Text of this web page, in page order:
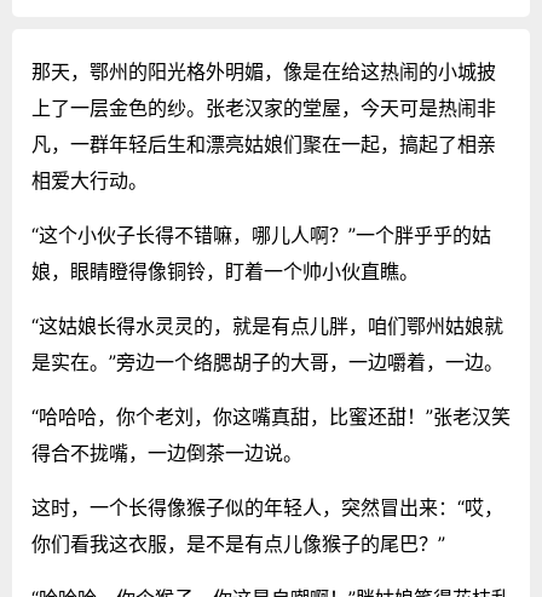
那天，鄂州的阳光格外明媚，像是在给这热闹的小城披
上了一层金色的纱。张老汉家的堂屋，今天可是热闹非
凡，一群年轻后生和漂亮姑娘们聚在一起，搞起了相亲
相爱大行动。
“这个小伙子长得不错嘛，哪儿人啊？”一个胖乎乎的姑
娘，眼睛瞪得像铜铃，盯着一个帅小伙直瞧。
“这姑娘长得水灵灵的，就是有点儿胖，咱们鄂州姑娘就
是实在。”旁边一个络腮胡子的大哥，一边嚼着，一边。
“哈哈哈，你个老刘，你这嘴真甜，比蜜还甜！”张老汉笑
得合不拢嘴，一边倒茶一边说。
这时，一个长得像猴子似的年轻人，突然冒出来：“哎，
你们看我这衣服，是不是有点儿像猴子的尾巴？”